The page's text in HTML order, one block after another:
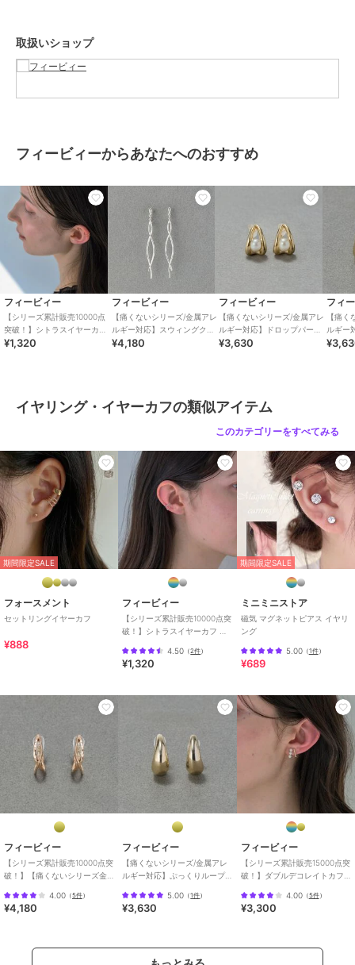
サイズ
素材
取扱いショップ
フィービィーからあなたへのおすすめ
フィービィー
【シリーズ累計販売10000点
突破！】シトラスイヤーカ
フ ゴールド
¥1,320
フィービィー
【痛くないシリーズ/金属アレ
ルギー対応】スウィングクリ
スタルループフィットイヤリ
¥4,180
フィービィー
【痛くないシリーズ/金属アレ
ルギー対応】ドロップパール
ライトフィットイヤリング
¥3,630
フィ
【痛
ルギー
フィッ
イヤリング・イヤーカフの類似アイテム
このカテゴリーをすべてみる
期間限定SALE
フォースメント
セットリングイヤーカフ
¥888
フィービィー
【シリーズ累計販売10000点突
破！】シトラスイヤーカフ シ
4.50 （2件）
¥1,320
期間限定SALE
ミニミニストア
磁気 マグネットピアス イヤリ
ング
5.00（1件）
¥689
フィービィー
【シリーズ累計販売10000点突
破！】【痛くないシリーズ金
ィットイヤリング
4.00 （5件）
¥4,180
フィービィー
【痛くないシリーズ/金属アレ
ルギー対応】ぷっくりループ
ド
5.00 （1件）
¥3,630
フィービィー
【シリーズ累計販売15000点突
破！】ダブルデコレイトカフ
4.00（5件）
¥3,300